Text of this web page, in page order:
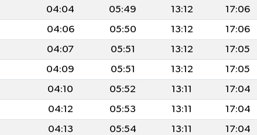
04:04 05:49 13:12 17:06
04:06 05:50 13:12 17:06
04:07 05:51 13:12 17:05
04:09 05:51 13:12 17:05
04:10 05:52 13:11 17:04
04:12 05:53 13:11 17:04
04:13 05:54 13:11 17:04